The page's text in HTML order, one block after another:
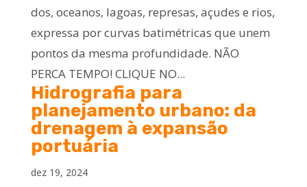
dos, oceanos, lagoas, represas, açudes e rios,
expressa por curvas batimétricas que unem
pontos da mesma profundidade. NÃO
PERCA TEMPO! CLIQUE NO...
Hidrografia para
planejamento urbano: da
drenagem à expansão
portuária
dez 19, 2024